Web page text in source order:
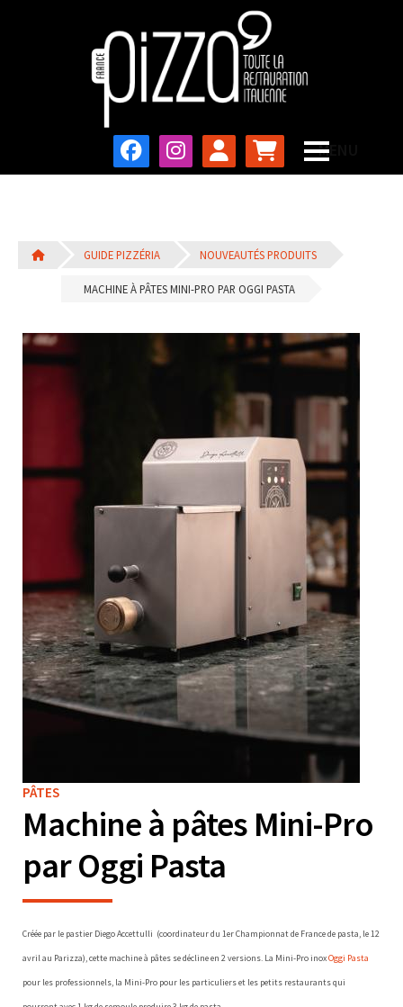
GUIDE PIZZÉRIA NOUVEAUTÉS PRODUITS
MACHINE À PÂTES MINI-PRO PAR OGGI PASTA
PÂTES
Machine à pâtes Mini-Pro
par Oggi Pasta
Créée par le pastier Diego Accettulli (coordinateur du 1er Championnat de France de pasta, le 12
avril au Parizza), cette machine à pâtes se décline en 2 versions. La Mini-Pro inoxOggi Pasta
pour les professionnels, la Mini-Pro pour les particuliers et les petits restaurants qui